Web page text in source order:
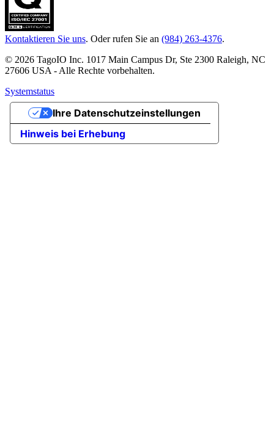
Kontaktieren Sie uns. Oder rufen Sie an (984) 263-4376.
© 2026 TagoIO Inc. 1017 Main Campus Dr, Ste 2300 Raleigh, NC
27606 USA - Alle Rechte vorbehalten.
Systemstatus
Hinweis bei Erhebung
Ihre Datenschutzeinstellungen